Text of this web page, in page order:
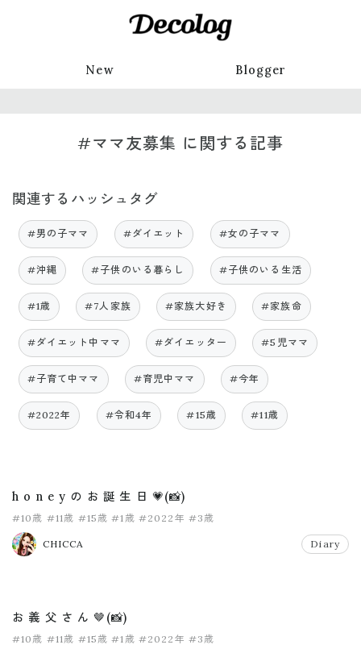
New Blogger
#ママ友募集 に関する記事
関連するハッシュタグ
#男の子ママ #ダイエット #女の子ママ
#沖縄 #子供のいる暮らし #子供のいる生活
#1歳 #7人家族 #家族大好き #家族命
#ダイエット中ママ #ダイエッター #5児ママ
#子育て中ママ #育児中ママ #今年
#2022年 #令和4年 #15歳 #11歳
h o n e y の お 誕 生 日 💗(📸)
#10歳 #11歳 #15歳 #1歳 #2022年 #3歳
CHICCA Diary
お 義 父 さ ん 🤎(📸)
#10歳 #11歳 #15歳 #1歳 #2022年 #3歳